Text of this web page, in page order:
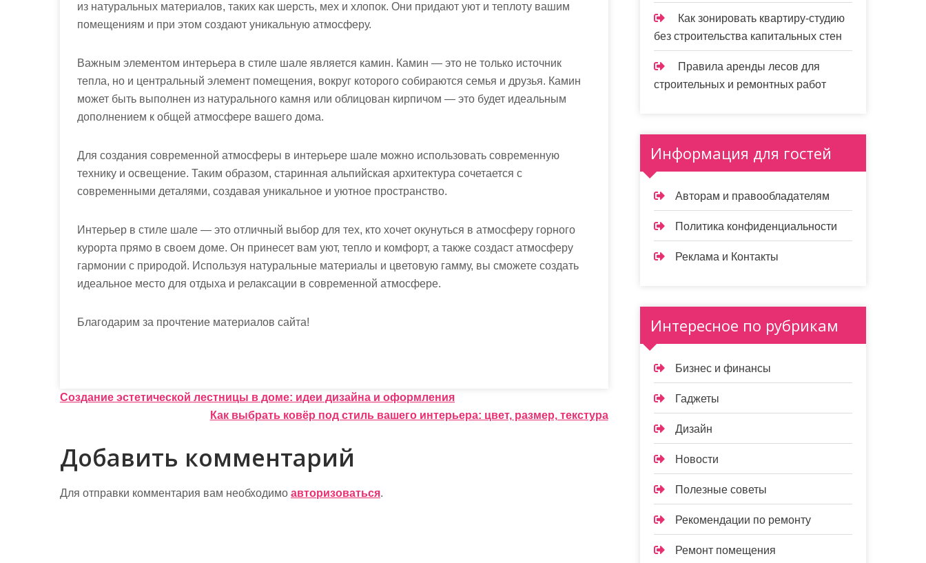
из натуральных материалов, таких как шерсть, мех и хлопок. Они придают уют и теплоту вашим
помещениям и при этом создают уникальную атмосферу.
Важным элементом интерьера в стиле шале является камин. Камин — это не только источник
тепла, но и центральный элемент помещения, вокруг которого собираются семья и друзья. Камин
может быть выполнен из натурального камня или облицован кирпичом — это будет идеальным
дополнением к общей атмосфере вашего дома.
Для создания современной атмосферы в интерьере шале можно использовать современную
технику и освещение. Таким образом, старинная альпийская архитектура сочетается с
современными деталями, создавая уникальное и уютное пространство.
Интерьер в стиле шале — это отличный выбор для тех, кто хочет окунуться в атмосферу горного
курорта прямо в своем доме. Он принесет вам уют, тепло и комфорт, а также создаст атмосферу
гармонии с природой. Используя натуральные материалы и цветовую гамму, вы сможете создать
идеальное место для отдыха и релаксации в современной атмосфере.
Благодарим за прочтение материалов сайта!
Н
в
и
г
Создание эстетической лестницы в доме: идеи дизайна и оформления
Как выбрать ковёр под стиль вашего интерьера: цвет, размер, текстура
Добавить комментарий
Для отправки комментария вам необходимо авторизоваться.
Как зонировать квартиру-студию
без строительства капитальных стен
Правила аренды лесов для
строительных и ремонтных работ
Информация для гостей
Авторам и правообладателям
Политика конфиденциальности
Реклама и Контакты
Интересное по рубрикам
Бизнес и финансы
Гаджеты
Дизайн
Новости
Полезные советы
Рекомендации по ремонту
Ремонт помещения